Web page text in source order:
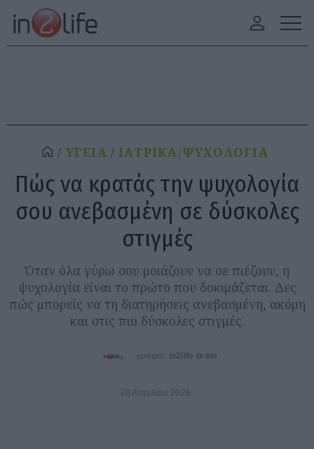
ΥΓΕΙΑ ΙΑΤΡΙΚΑ/ΨΥΧΟΛΟΓΙΑ
Πώς να κρατάς την ψυχολογία
σου ανεβασμένη σε δύσκολες
στιγμές
Όταν όλα γύρω σου μοιάζουν να σε πιέζουν, η
ψυχολογία είναι το πρώτο που δοκιμάζεται. Δες
πώς μπορείς να τη διατηρήσεις ανεβασμένη, ακόμη
και στις πιο δύσκολες στιγμές.
γράφει: in2life team
28 Απριλίου 2026